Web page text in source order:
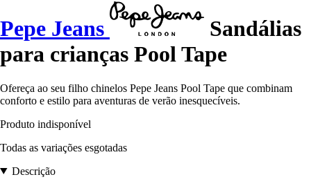
Pepe Jeans
Sandálias
para crianças Pool Tape
Ofereça ao seu filho chinelos Pepe Jeans Pool Tape que combinam
conforto e estilo para aventuras de verão inesquecíveis.
Produto indisponível
Todas as variações esgotadas
Descrição